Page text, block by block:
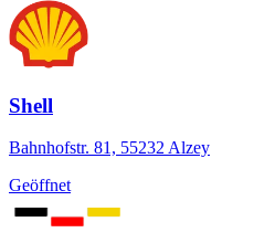
Shell
Bahnhofstr. 81, 55232 Alzey
Geöffnet